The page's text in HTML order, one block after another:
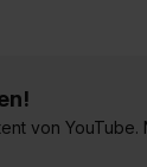
von YouTube.